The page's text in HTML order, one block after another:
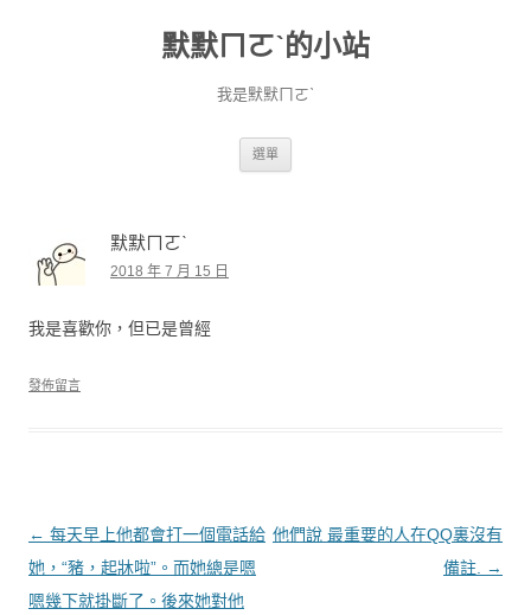
默默ㄇㄛˋ的小站
我是默默ㄇㄛˋ
選單
默默ㄇㄛˋ
2018 年 7 月 15 日
我是喜歡你，但已是曾經
發佈留言
文章導覽
← 每天早上他都會打一個電話給
她，“豬，起牀啦”。而她總是嗯
嗯幾下就掛斷了。後來她對他
他們說 最重要的人在QQ裏沒有
備註.
→